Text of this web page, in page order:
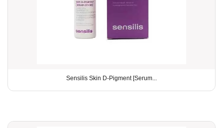
Sensilis Skin D-Pigment [Serum...